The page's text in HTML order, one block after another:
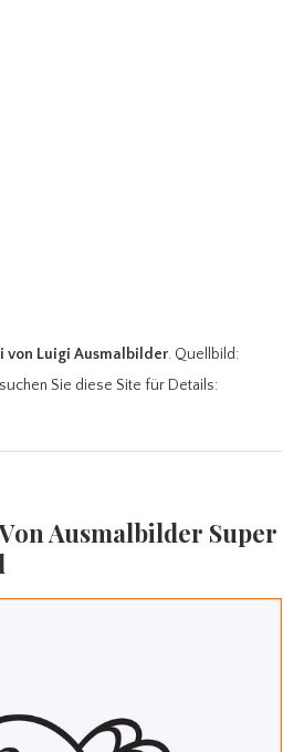
von Luigi Ausmalbilder. Quellbild:
Sie diese Site für Details:
Von Ausmalbilder Super